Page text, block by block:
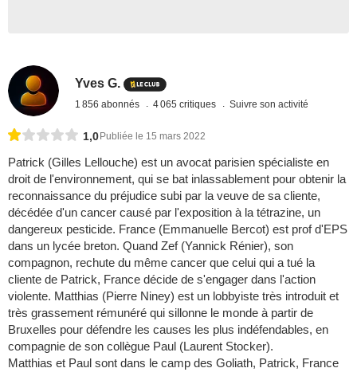
Yves G.
1 856 abonnés 4 065 critiques Suivre son activité
1,0 Publiée le 15 mars 2022
Patrick (Gilles Lellouche) est un avocat parisien spécialiste en
droit de l'environnement, qui se bat inlassablement pour obtenir la
reconnaissance du préjudice subi par la veuve de sa cliente,
décédée d'un cancer causé par l'exposition à la tétrazine, un
dangereux pesticide. France (Emmanuelle Bercot) est prof d'EPS
dans un lycée breton. Quand Zef (Yannick Rénier), son
compagnon, rechute du même cancer que celui qui a tué la
cliente de Patrick, France décide de s'engager dans l'action
violente. Matthias (Pierre Niney) est un lobbyiste très introduit et
très grassement rémunéré qui sillonne le monde à partir de
Bruxelles pour défendre les causes les plus indéfendables, en
compagnie de son collègue Paul (Laurent Stocker).
Matthias et Paul sont dans le camp des Goliath, Patrick, France